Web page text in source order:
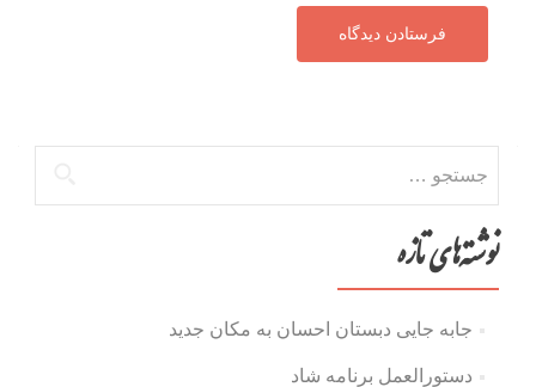
برای:
نوشته‌های تازه
جابه جایی دبستان احسان به مکان جدید
دستورالعمل برنامه شاد